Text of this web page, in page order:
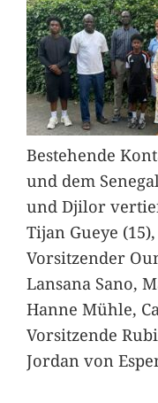
Bestehende
und dem
und Djilor
Tijan Gueye
Vorsitzender
Lansana Sano,
Hanne Mühle,
Vorsitzende
Jordan von